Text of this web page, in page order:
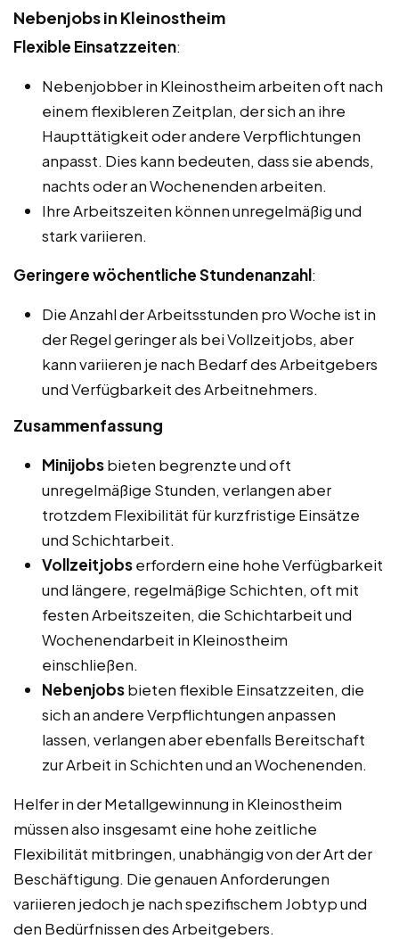
Nebenjobs in Kleinostheim
Flexible Einsatzzeiten:
Nebenjobber in Kleinostheim arbeiten oft nach
einem flexibleren Zeitplan, der sich an ihre
Haupttätigkeit oder andere Verpflichtungen
anpasst. Dies kann bedeuten, dass sie abends,
nachts oder an Wochenenden arbeiten.
Ihre Arbeitszeiten können unregelmäßig und
stark variieren.
Geringere wöchentliche Stundenanzahl:
Die Anzahl der Arbeitsstunden pro Woche ist in
der Regel geringer als bei Vollzeitjobs, aber
kann variieren je nach Bedarf des Arbeitgebers
und Verfügbarkeit des Arbeitnehmers.
Zusammenfassung
Minijobsbieten begrenzte und oft
unregelmäßige Stunden, verlangen aber
trotzdem Flexibilität für kurzfristige Einsätze
und Schichtarbeit.
Vollzeitjobserfordern eine hohe Verfügbarkeit
und längere, regelmäßige Schichten, oft mit
festen Arbeitszeiten, die Schichtarbeit und
Wochenendarbeit in Kleinostheim
einschließen.
Nebenjobsbieten flexible Einsatzzeiten, die
sich an andere Verpflichtungen anpassen
lassen, verlangen aber ebenfalls Bereitschaft
zur Arbeit in Schichten und an Wochenenden.
Helfer in der Metallgewinnung in Kleinostheim
müssen also insgesamt eine hohe zeitliche
Flexibilität mitbringen, unabhängig von der Art der
Beschäftigung. Die genauen Anforderungen
variieren jedoch je nach spezifischem Jobtyp und
den Bedürfnissen des Arbeitgebers.